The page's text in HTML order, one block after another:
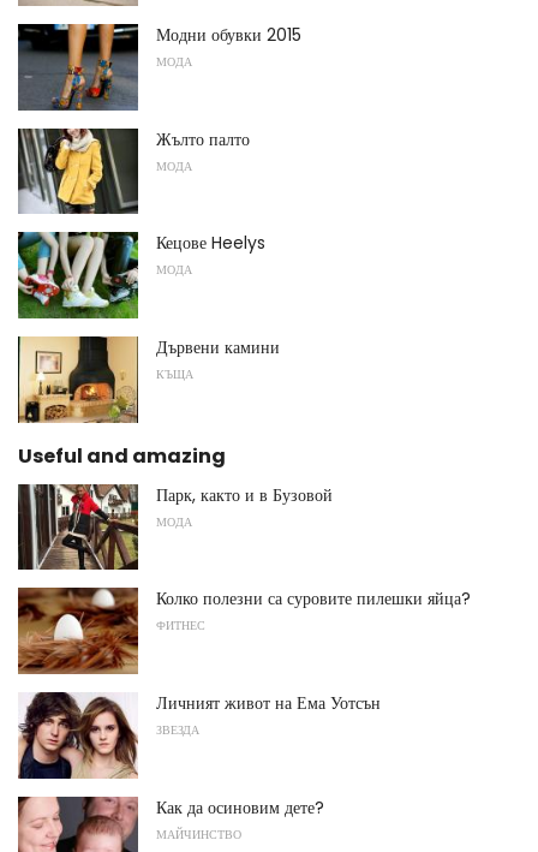
Модни обувки 2015
МОДА
Жълто палто
МОДА
Кецове Heelys
МОДА
Дървени камини
КЪЩА
Useful and amazing
Парк, както и в Бузовой
МОДА
Колко полезни са суровите пилешки яйца?
ФИТНЕС
Личният живот на Ема Уотсън
ЗВЕЗДА
Как да осиновим дете?
МАЙЧИНСТВО